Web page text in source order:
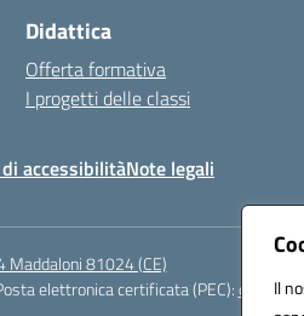
Il
Didattica
Offerta formativa
I progetti delle classi
accessibilitàNote legali
Maddaloni 81024 (CE)
elettronica certificata (PEC):